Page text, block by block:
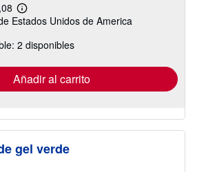
Más
información
las
tarifas
envío
Estados Unidos de America
2 disponibles
Añadir al carrito
gel verde